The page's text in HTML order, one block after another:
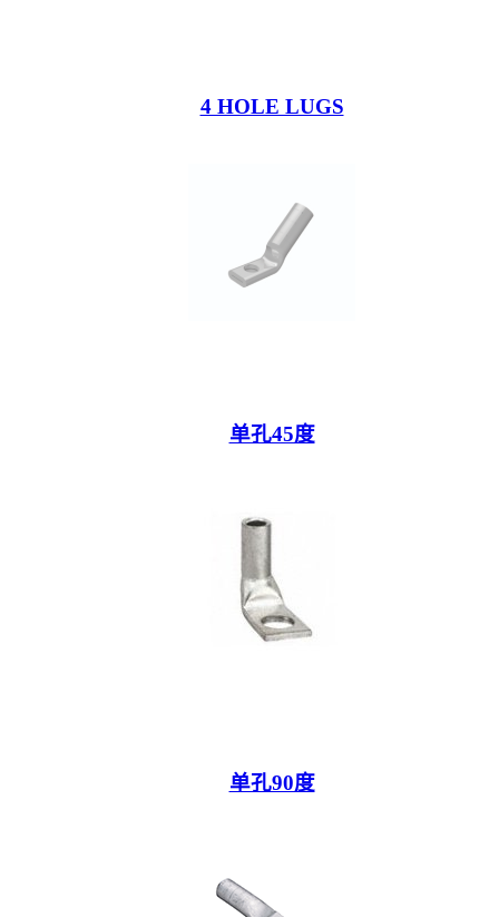
4 HOLE LUGS
单孔45度
单孔90度